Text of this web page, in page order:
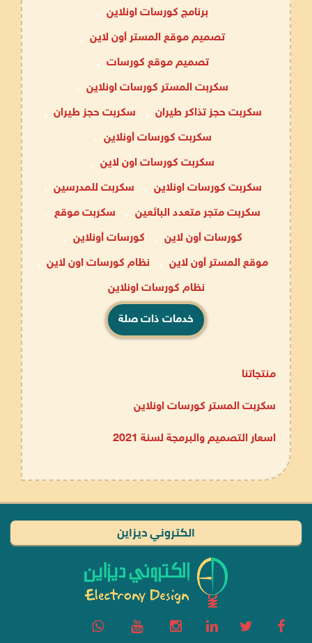
برنامج كورسات اونلاين ,
تصميم موقع المستر أون لاين ,
تصميم موقع كورسات ,
سكربت المستر كورسات اونلاين ,
سكربت حجز تذاكر طيران , سكربت حجز طيران ,
سكربت كورسات أونلاين ,
سكربت كورسات اون لاين ,
سكربت كورسات اونلاين , سكربت للمدرسين ,
سكربت متجر متعدد البائعين , سكربت موقع ,
كورسات أون لاين , كورسات أونلاين ,
موقع المستر أون لاين , نظام كورسات اون لاين ,
نظام كورسات اونلاين
خدمات ذات صلة
منتجاتنا
سكربت المستر كورسات اونلاين
اسعار التصميم والبرمجة لسنة 2021
الكتروني ديزاين